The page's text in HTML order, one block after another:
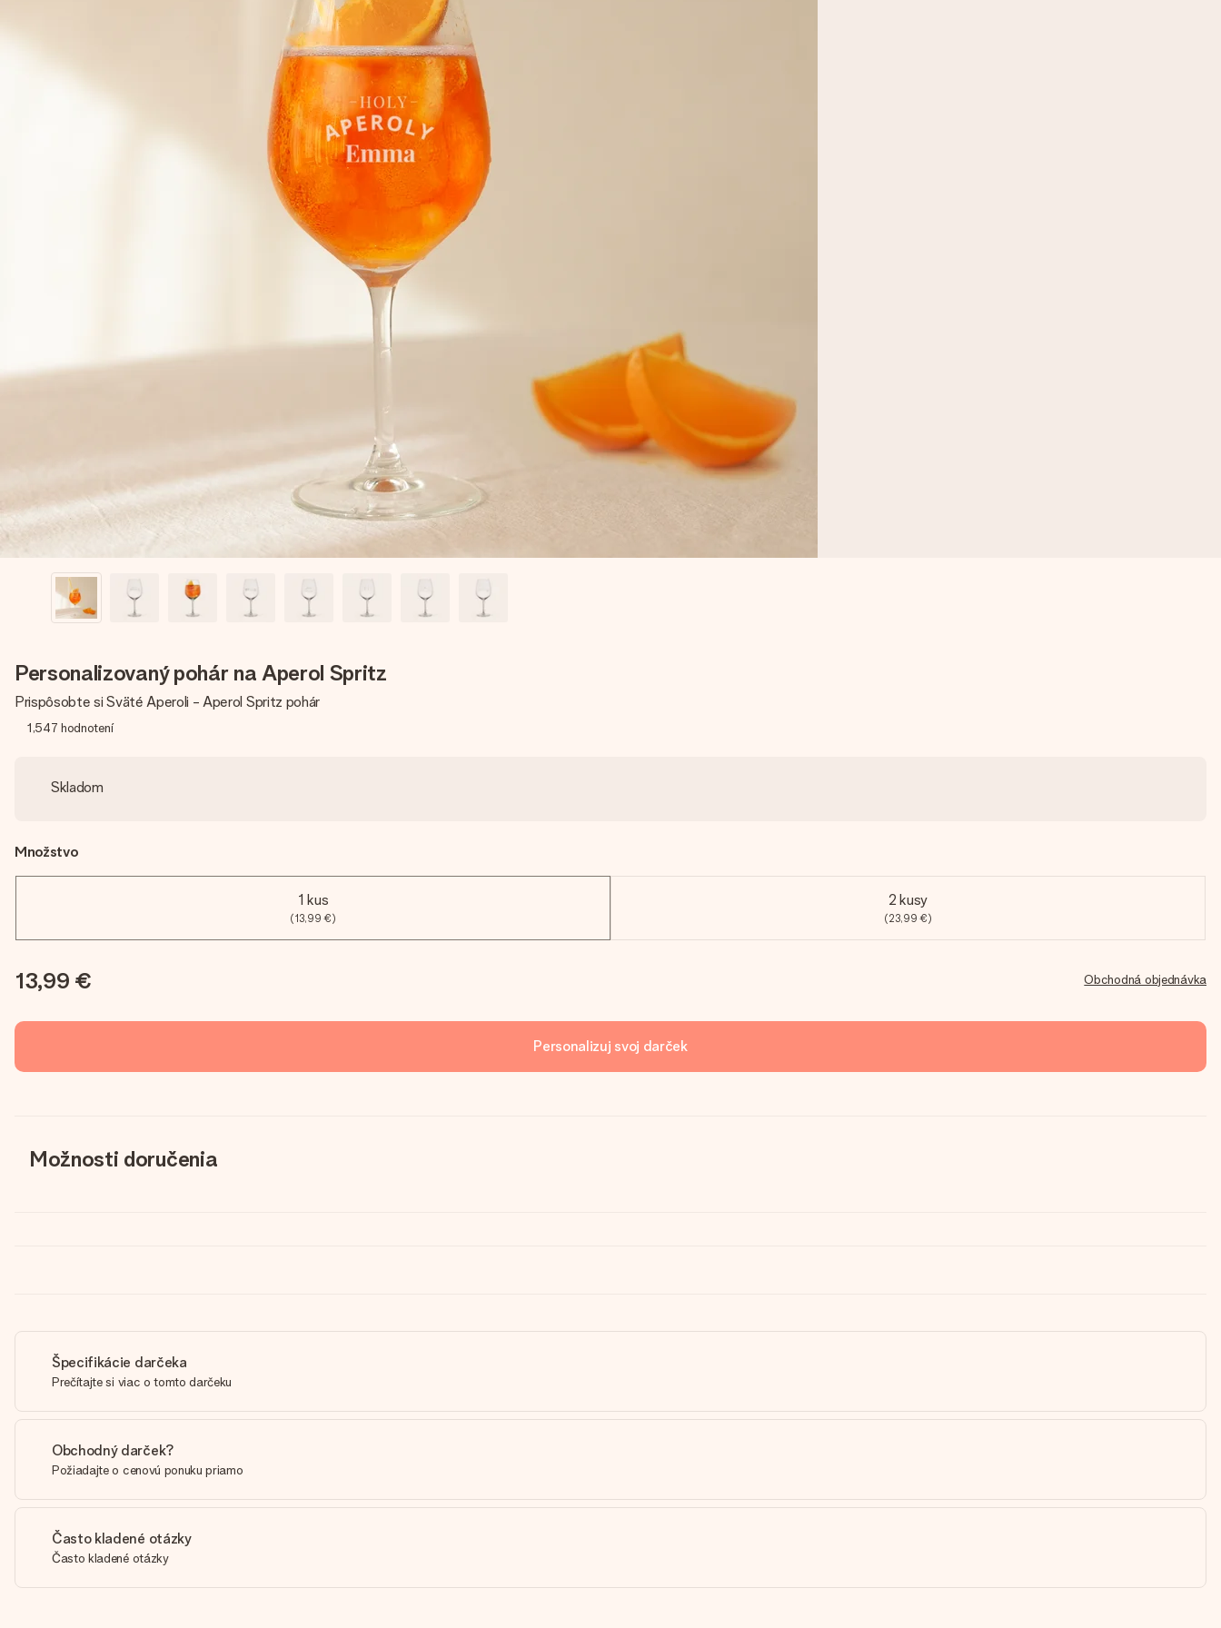
Personalizovaný pohár na Aperol Spritz
Prispôsobte si Sväté Aperoli - Aperol Spritz pohár
1,547 hodnotení
Skladom
Množstvo
1 kus
(13,99 €)
2 kusy
(23,99 €)
13,99 € Obchodná objednávka
Personalizuj svoj darček
Možnosti doručenia
Špecifikácie darčeka
Prečítajte si viac o tomto darčeku
Obchodný darček?
Požiadajte o cenovú ponuku priamo
Často kladené otázky
Často kladené otázky